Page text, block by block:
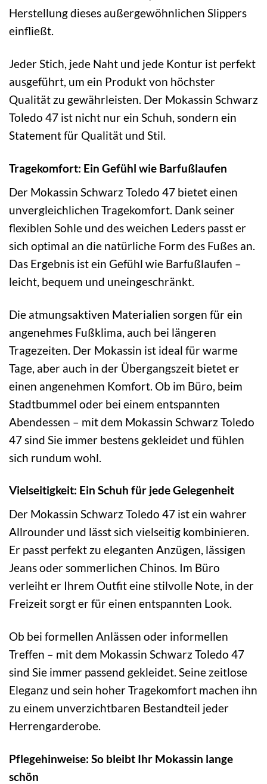
Herstellung dieses außergewöhnlichen Slippers
einfließt.
Jeder Stich, jede Naht und jede Kontur ist perfekt
ausgeführt, um ein Produkt von höchster
Qualität zu gewährleisten. Der Mokassin Schwarz
Toledo 47 ist nicht nur ein Schuh, sondern ein
Statement für Qualität und Stil.
Tragekomfort: Ein Gefühl wie Barfußlaufen
Der Mokassin Schwarz Toledo 47 bietet einen
unvergleichlichen Tragekomfort. Dank seiner
flexiblen Sohle und des weichen Leders passt er
sich optimal an die natürliche Form des Fußes an.
Das Ergebnis ist ein Gefühl wie Barfußlaufen –
leicht, bequem und uneingeschränkt.
Die atmungsaktiven Materialien sorgen für ein
angenehmes Fußklima, auch bei längeren
Tragezeiten. Der Mokassin ist ideal für warme
Tage, aber auch in der Übergangszeit bietet er
einen angenehmen Komfort. Ob im Büro, beim
Stadtbummel oder bei einem entspannten
Abendessen – mit dem Mokassin Schwarz Toledo
47 sind Sie immer bestens gekleidet und fühlen
sich rundum wohl.
Vielseitigkeit: Ein Schuh für jede Gelegenheit
Der Mokassin Schwarz Toledo 47 ist ein wahrer
Allrounder und lässt sich vielseitig kombinieren.
Er passt perfekt zu eleganten Anzügen, lässigen
Jeans oder sommerlichen Chinos. Im Büro
verleiht er Ihrem Outfit eine stilvolle Note, in der
Freizeit sorgt er für einen entspannten Look.
Ob bei formellen Anlässen oder informellen
Treffen – mit dem Mokassin Schwarz Toledo 47
sind Sie immer passend gekleidet. Seine zeitlose
Eleganz und sein hoher Tragekomfort machen ihn
zu einem unverzichtbaren Bestandteil jeder
Herrengarderobe.
Pflegehinweise: So bleibt Ihr Mokassin lange
schön